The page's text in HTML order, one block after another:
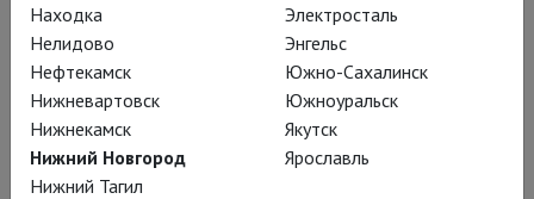
гоголевского городка, собравшаяся
услышать пренеприятное известие,
скидывает последние простынки,
прежде чем Городничий откроет
секретную информацию; одна из
многих политически точных деталей
Находка
Нелидово
Нефтекамск
Нижневартовск
Нижнекамск
Нижний Новгород
Нижний Тагил
Электросталь
Энгельс
Южно-Сахалинск
Южноуральск
Якутск
Ярославль